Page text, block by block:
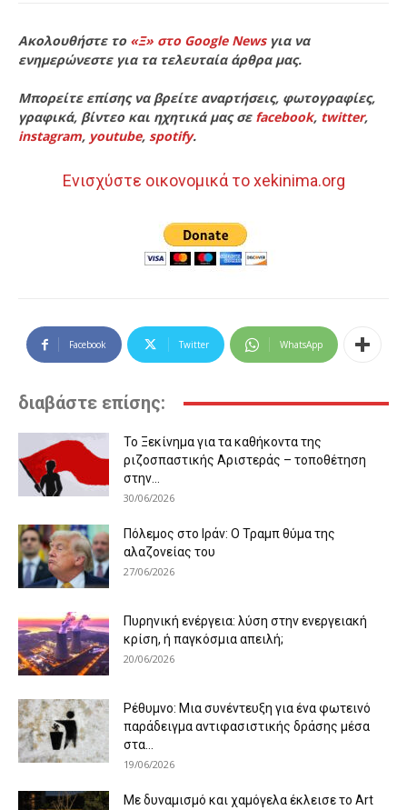
Ακολουθήστε το «Ξ» στο Google Newsγια να
ενημερώνεστε για τα τελευταία άρθρα μας.
Μπορείτε επίσης να βρείτε αναρτήσεις, φωτογραφίες,
γραφικά, βίντεο και ηχητικά μας σε facebook, twitter,
instagram, youtube, spotify.
Ενισχύστε οικονομικά το xekinima.org
Facebook Twitter WhatsApp
διαβάστε επίσης:
Το Ξεκίνημα για τα καθήκοντα της
ριζοσπαστικής Αριστεράς – τοποθέτηση
στην...
30/06/2026
Πόλεμος στο Ιράν: Ο Τραμπ θύμα της
αλαζονείας του
27/06/2026
Πυρηνική ενέργεια: λύση στην ενεργειακή
κρίση, ή παγκόσμια απειλή;
20/06/2026
Ρέθυμνο: Μια συνέντευξη για ένα φωτεινό
παράδειγμα αντιφασιστικής δράσης μέσα
στα...
19/06/2026
Με δυναμισμό και χαμόγελα έκλεισε το Art